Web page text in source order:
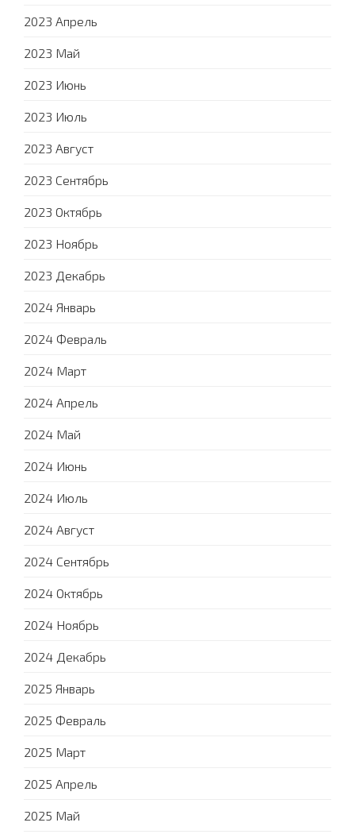
2023 Апрель
2023 Май
2023 Июнь
2023 Июль
2023 Август
2023 Сентябрь
2023 Октябрь
2023 Ноябрь
2023 Декабрь
2024 Январь
2024 Февраль
2024 Март
2024 Апрель
2024 Май
2024 Июнь
2024 Июль
2024 Август
2024 Сентябрь
2024 Октябрь
2024 Ноябрь
2024 Декабрь
2025 Январь
2025 Февраль
2025 Март
2025 Апрель
2025 Май